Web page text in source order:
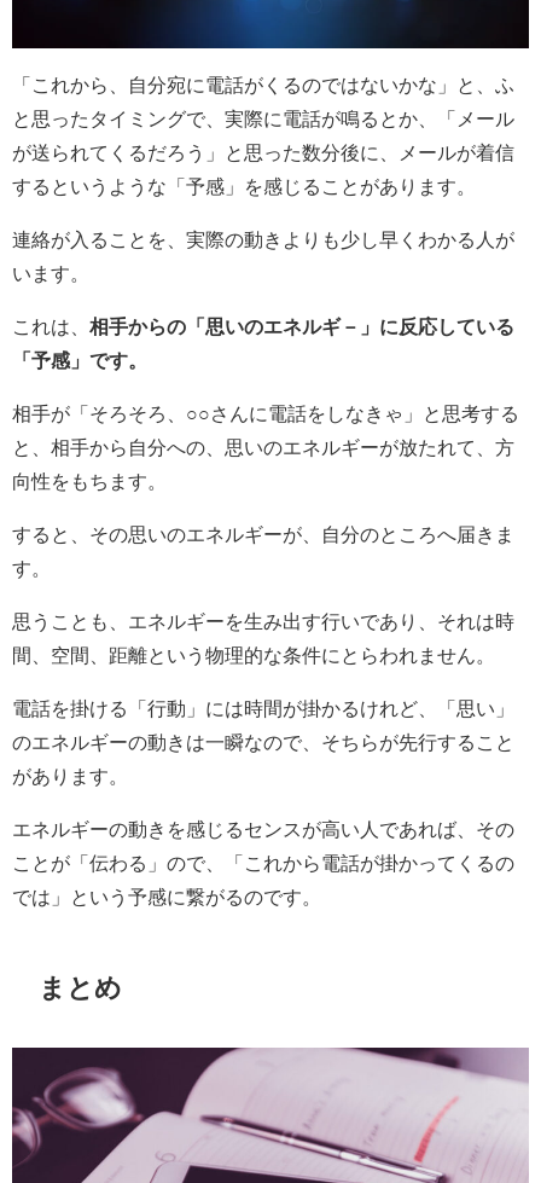
「これから、自分宛に電話がくるのではないかな」と、ふ
と思ったタイミングで、実際に電話が鳴るとか、「メール
が送られてくるだろう」と思った数分後に、メールが着信
するというような「予感」を感じることがあります。
連絡が入ることを、実際の動きよりも少し早くわかる人が
います。
これは、 相手からの「思いのエネルギ－」に反応している
「予感」です。
相手が「そろそろ、○○さんに電話をしなきゃ」と思考する
と、相手から自分への、思いのエネルギーが放たれて、方
向性をもちます。
すると、その思いのエネルギーが、自分のところへ届きま
す。
思うことも、エネルギーを生み出す行いであり、それは時
間、空間、距離という物理的な条件にとらわれません。
電話を掛ける「行動」には時間が掛かるけれど、「思い」
のエネルギーの動きは一瞬なので、そちらが先行すること
があります。
エネルギーの動きを感じるセンスが高い人であれば、その
ことが「伝わる」ので、「これから電話が掛かってくるの
では」という予感に繋がるのです。
まとめ